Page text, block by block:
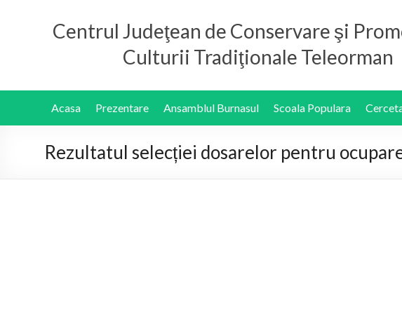
Centrul Judeţean de Conservare şi
Culturii Tradiţionale Teleorman
Acasa Prezentare Ansamblul Burnasul Scoala Populara
Rezultatul selecției dosarelor pentru